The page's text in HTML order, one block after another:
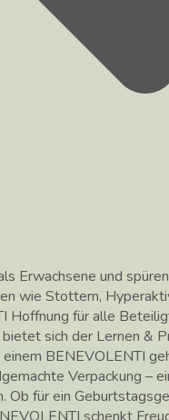
Erwachsene und
wie Stottern,
Hoffnung für alle
sich der Lernen &
einem BENEVOLENTI
Verpackung –
Ob für ein